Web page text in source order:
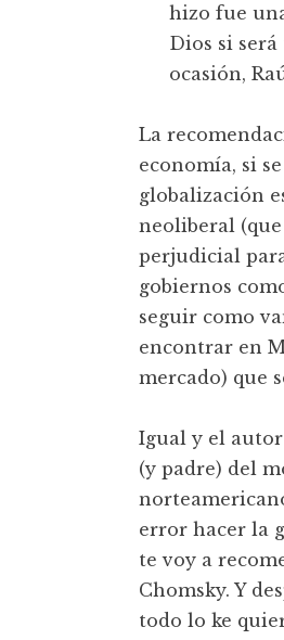
hizo fue
Dios si
ocasión,
La
economía, si
globalización
neoliberal
perjudicial
gobiernos
seguir como
encontrar en
mercado) que
Igual y el
(y padre) del
error hacer la
te voy a
Chomsky. Y
todo lo ke